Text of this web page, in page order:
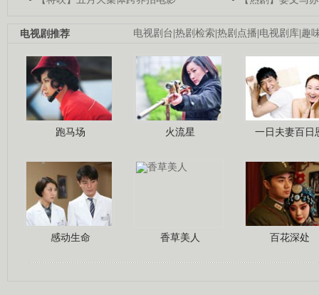
电视剧台|热剧检索|热剧点播|电视剧库|趣
电视剧推荐
跑马场 火流星 一日夫妻百日
感动生命 香草美人 百花深处